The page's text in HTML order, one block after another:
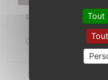
Réceptions
Gîtes
Tout